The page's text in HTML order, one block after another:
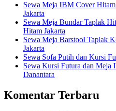
Sewa Meja IBM Cover
Jakarta
Sewa Meja Bundar Taplak
Hitam Jakarta
Sewa Meja Barstool Taplak
Jakarta
Sewa Sofa Putih dan Kursi
Sewa Kursi Futura dan Meja
Danantara
Komentar Terbaru